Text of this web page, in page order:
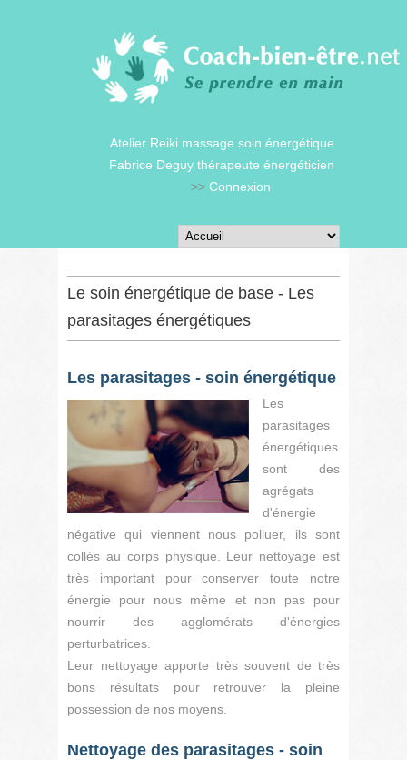
Atelier Reiki massage soin énergétique
Fabrice Deguy thérapeute énergéticien
>> Connexion
Le soin énergétique de base - Les
parasitages énergétiques
Les parasitages - soin énergétique
Les
parasitages
énergétiques
sont des
agrégats
d'énergie
négative qui viennent nous polluer, ils sont
collés au corps physique. Leur nettoyage est
très important pour conserver toute notre
énergie pour nous même et non pas pour
nourrir des agglomérats d'énergies
perturbatrices.
Leur nettoyage apporte très souvent de très
bons résultats pour retrouver la pleine
possession de nos moyens.
Nettoyage des parasitages - soin